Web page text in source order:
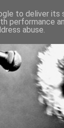
to deliver its
performance
abuse.